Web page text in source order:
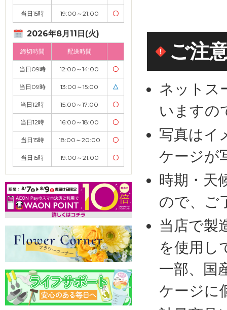
当日15時 19:00～21:00 〇
2026年8月11日(火)
締切時間 配送時間
当日09時 12:00～14:00 〇
当日09時 13:00～15:00 △
当日12時 15:00～17:00 〇
当日12時 16:00～18:00 〇
当日15時 18:00～20:00 〇
当日15時 19:00～21:00 〇
ご注
ネットス
いますの
写真はイ
ケージが
時期・天
ので、ご
当店で製
を使用し
一部、国
ケージに